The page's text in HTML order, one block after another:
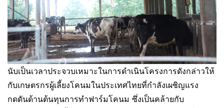
นับเป็นเวลาประจวบเหมาะในการดำเนินโครงการดังกล่าวให้
กับเกษตรกรผู้เลี้ยงโคนมในประเทศไทยที่กำลังเผชิญแรง
กดดันด้านต้นทุนการทำฟาร์มโคนม ซึ่งเป็นคล้ายกับ